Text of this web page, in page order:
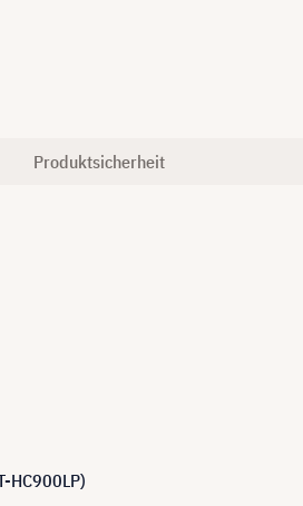
Produktsicherheit
HC900LP)